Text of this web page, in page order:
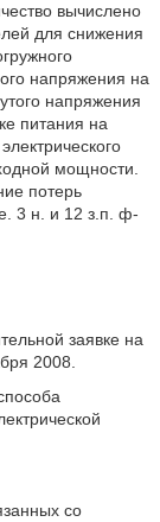
вычислено
для снижения
напряжения на
напряжения
питания на
мощности.
потерь
3 н. и 12 з.п. ф-
заявке на
2008.
со